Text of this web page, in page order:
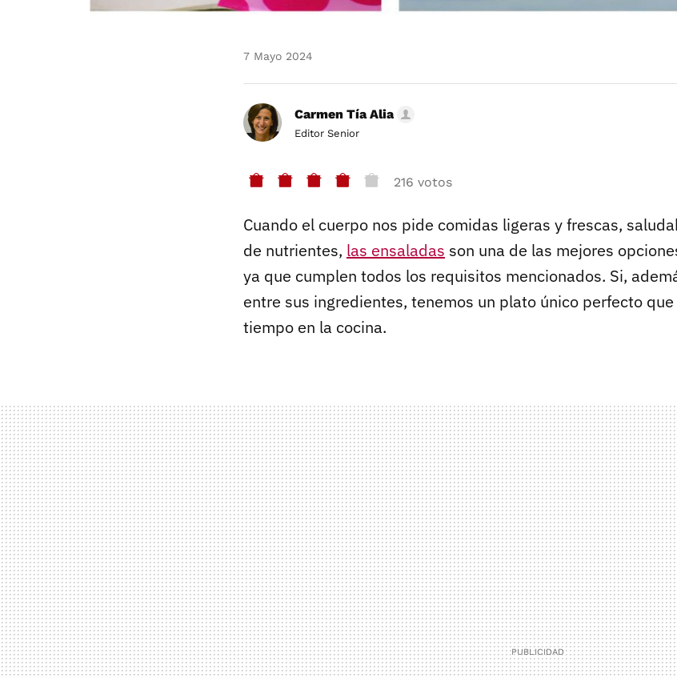
7 Mayo 2024
Carmen Tía Alia
Editor Senior
216 votos
Cuando el cuerpo nos pide comidas ligeras y frescas,
de nutrientes, las ensaladas son una de las mejores
ya que cumplen todos los requisitos mencionados. Si,
entre sus ingredientes, tenemos un plato único perfecto
tiempo en la cocina.